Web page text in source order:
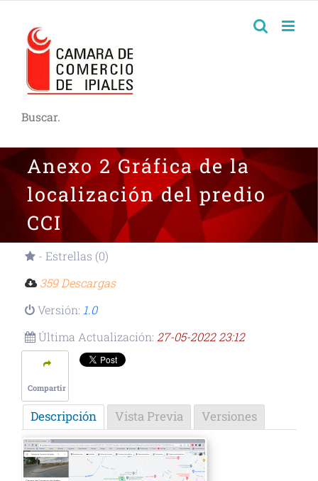
Buscar.
Anexo 2 Gráfica de la
localización del predio
CCI
- Estrellas (0)
359 Descargas
Versión: 1.0
Última Actualización: 27-05-2022 23:12
Compartir
Descripción Vista Previa Versiones